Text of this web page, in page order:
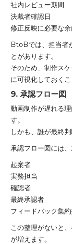
社内レビュー期間
決裁者確認日
修正反映に必要な余
BtoBでは、担当者
とがあります。
そのため、制作ス
に可視化しておくこ
9. 承認フロー図
動画制作が遅れる
す。
しかも、誰が最終
承認フロー図には、
起案者
実務担当
確認者
最終承認者
フィードバック集約
この整理がないと
が増えます。